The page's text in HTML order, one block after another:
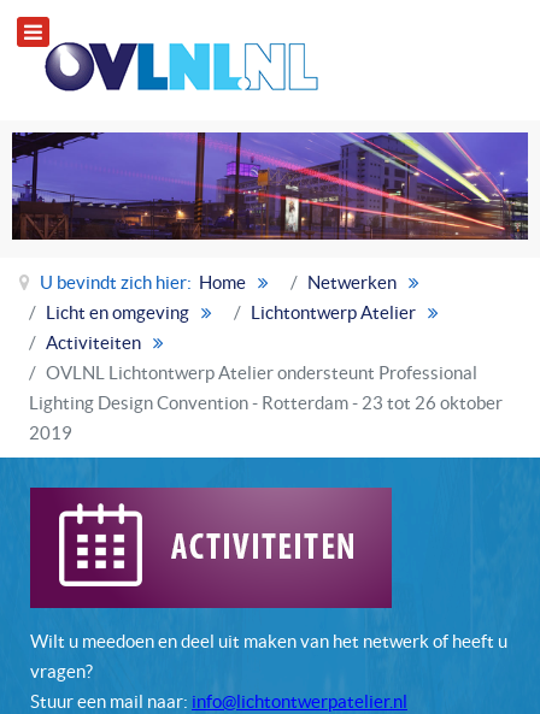
U bevindt zich hier: Home
Netwerken
Licht en omgeving
Lichtontwerp Atelier
Activiteiten
OVLNL Lichtontwerp Atelier ondersteunt Professional
Lighting Design Convention - Rotterdam - 23 tot 26 oktober
2019
Wilt u meedoen en deel uit maken van het netwerk of heeft u
vragen?
Stuur een mail naar: info@lichtontwerpatelier.nl